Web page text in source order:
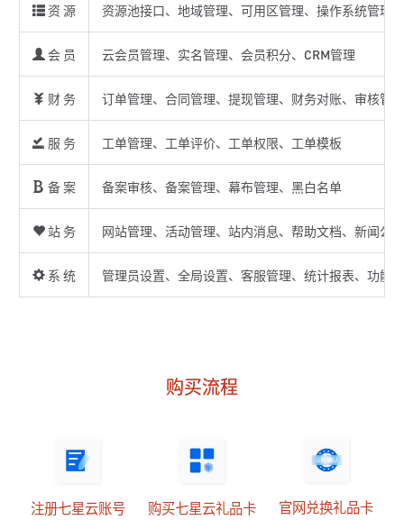
资 源 资源池接口、地域管理、可用区管理、操作系统管理
会 员 云会员管理、实名管理、会员积分、CRM管理
财 务 订单管理、合同管理、提现管理、财务对账、审核管理
服 务 工单管理、工单评价、工单权限、工单模板
备 案 备案审核、备案管理、幕布管理、黑白名单
站 务 网站管理、活动管理、站内消息、帮助文档、新闻公告
系 统 管理员设置、全局设置、客服管理、统计报表、功能
购买流程
注册七星云账号 购买七星云礼品卡 官网兑换礼品卡